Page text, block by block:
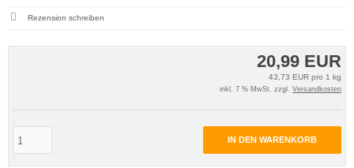
20,99 EUR
43,73 EUR pro 1 kg
inkl. 7 % MwSt. zzgl. Versandkosten
IN DEN WARENKORB
Rezension schreiben